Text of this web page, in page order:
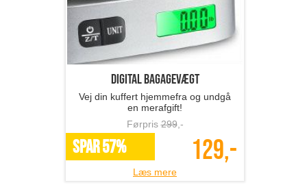
Digital bagagevægt
Vej din kuffert hjemmefra og undgå
en merafgift!
Førpris299,-
SPAR 57% 129,-
Læs mere